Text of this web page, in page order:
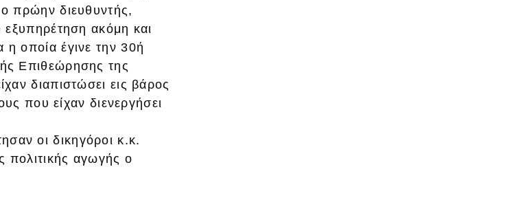
πρώην διευθυντής,
ακόμη και
οποία έγινε την 30ή
Επιθεώρησης της
διαπιστώσει εις βάρος
που είχαν διενεργήσει
οι δικηγόροι κ.κ.
πολιτικής αγωγής ο